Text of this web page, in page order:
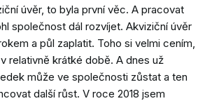
úvěr, to byla první věc. A pracovat
společnost dál rozvíjet. Akviziční úvěr
a půl zaplatit. Toho si velmi cením,
relativně krátké době. A dnes už
může ve společnosti zůstat a ten
další růst. V roce 2018 jsem